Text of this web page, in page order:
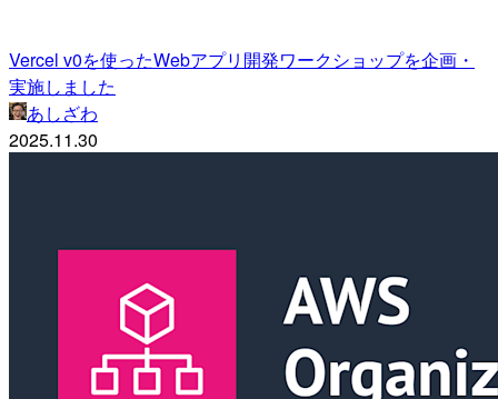
Vercel v0を使ったWebアプリ開発ワークショップを企画・
実施しました
あしざわ
2025.11.30